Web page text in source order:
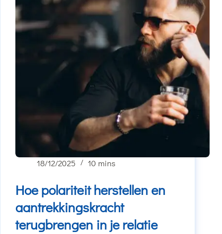
18/12/2025 10 mins
Hoe polariteit herstellen en
aantrekkingskracht
terugbrengen in je relatie